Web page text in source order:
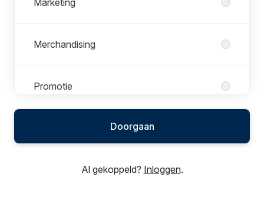
Merchandising
Promotie
Doorgaan
Al gekoppeld? Inloggen.